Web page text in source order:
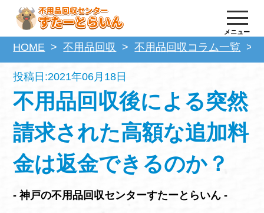
メニュー
HOME 不用品回収 不用品回収コラム一覧
投稿日:2021年06月18日
不用品回収後による突然
請求された高額な追加料
金は返金できるのか？
- 神戸の不用品回収センターすたーとらいん -